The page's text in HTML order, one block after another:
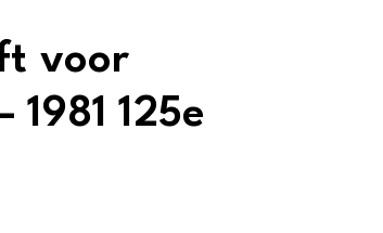
voor
1981 125e